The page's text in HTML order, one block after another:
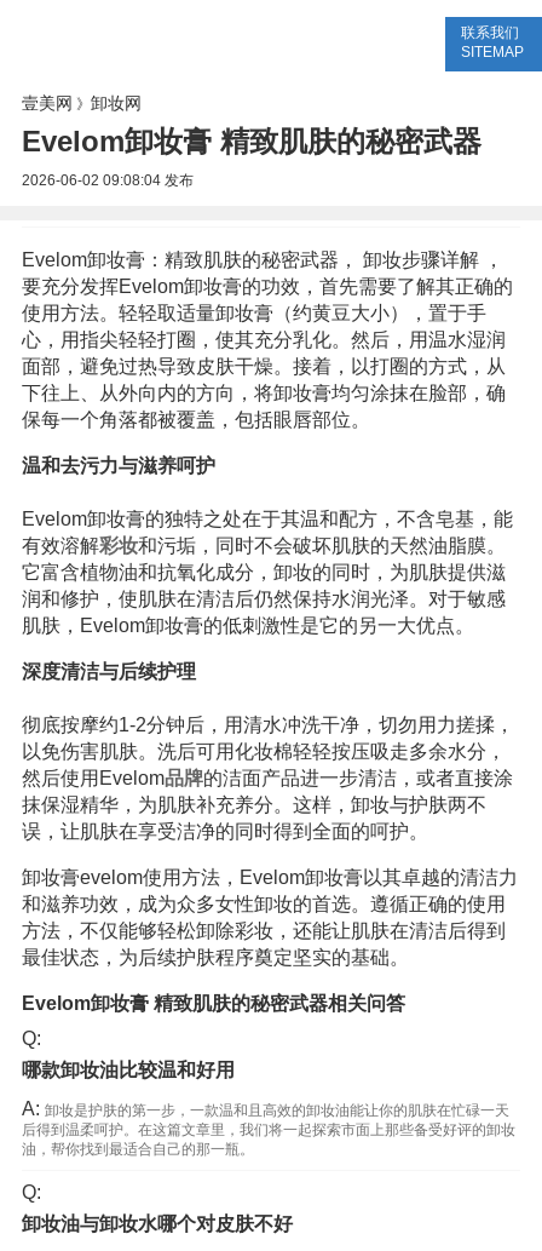
联系我们
SITEMAP
壹美网 》 卸妆网
Evelom卸妆膏 精致肌肤的秘密武器
2026-06-02 09:08:04发布
Evelom卸妆膏：精致肌肤的秘密武器， 卸妆步骤详解 ，
要充分发挥Evelom卸妆膏的功效，首先需要了解其正确的
使用方法。轻轻取适量卸妆膏（约黄豆大小），置于手
心，用指尖轻轻打圈，使其充分乳化。然后，用温水湿润
面部，避免过热导致皮肤干燥。接着，以打圈的方式，从
下往上、从外向内的方向，将卸妆膏均匀涂抹在脸部，确
保每一个角落都被覆盖，包括眼唇部位。
温和去污力与滋养呵护
Evelom卸妆膏的独特之处在于其温和配方，不含皂基，能
有效溶解彩妆和污垢，同时不会破坏肌肤的天然油脂膜。
它富含植物油和抗氧化成分，卸妆的同时，为肌肤提供滋
润和修护，使肌肤在清洁后仍然保持水润光泽。对于敏感
肌肤，Evelom卸妆膏的低刺激性是它的另一大优点。
深度清洁与后续护理
彻底按摩约1-2分钟后，用清水冲洗干净，切勿用力搓揉，
以免伤害肌肤。洗后可用化妆棉轻轻按压吸走多余水分，
然后使用Evelom品牌的洁面产品进一步清洁，或者直接涂
抹保湿精华，为肌肤补充养分。这样，卸妆与护肤两不
误，让肌肤在享受洁净的同时得到全面的呵护。
卸妆膏evelom使用方法，Evelom卸妆膏以其卓越的清洁力
和滋养功效，成为众多女性卸妆的首选。遵循正确的使用
方法，不仅能够轻松卸除彩妆，还能让肌肤在清洁后得到
最佳状态，为后续护肤程序奠定坚实的基础。
Evelom卸妆膏 精致肌肤的秘密武器相关问答
Q:
哪款卸妆油比较温和好用
A: 卸妆是护肤的第一步，一款温和且高效的卸妆油能让你的肌肤在忙碌一天
后得到温柔呵护。在这篇文章里，我们将一起探索市面上那些备受好评的卸妆
油，帮你找到最适合自己的那一瓶。
Q:
卸妆油与卸妆水哪个对皮肤不好